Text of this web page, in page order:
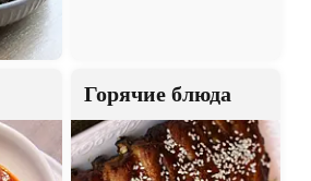
Горячие блюда